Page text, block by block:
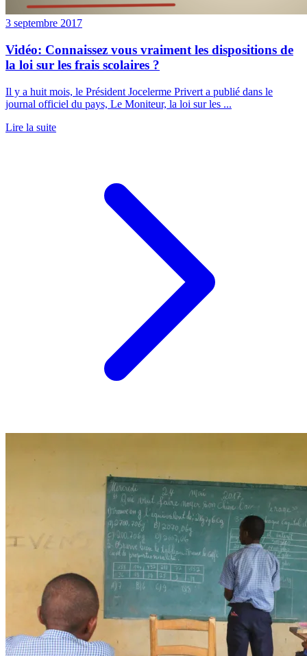
3 septembre 2017
Vidéo: Connaissez vous vraiment les dispositions de
la loi sur les frais scolaires ?
Il y a huit mois, le Président Jocelerme Privert a publié dans le
journal officiel du pays, Le Moniteur, la loi sur les ...
Lire la suite